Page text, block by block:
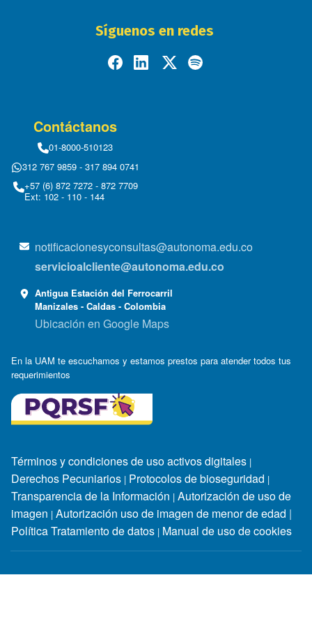
Síguenos en redes
Contáctanos
01-8000-510123
312 767 9859 - 317 894 0741
+57 (6) 872 7272 - 872 7709
Ext: 102 - 110 - 144
notificacionesyconsultas@autonoma.edu.co
servicioalcliente@autonoma.edu.co
Antigua Estación del Ferrocarril
Manizales - Caldas - Colombia
Ubicación en Google Maps
En la UAM te escuchamos y estamos prestos para atender todos tus
requerimientos
Términos y condiciones de uso activos digitales |
Derechos Pecuniarios | Protocolos de bioseguridad |
Transparencia de la Información | Autorización de uso de
imagen | Autorización uso de imagen de menor de edad |
Política Tratamiento de datos | Manual de uso de cookies